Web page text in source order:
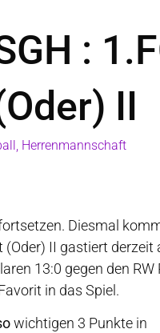
:
II
, Herrenmannschaft
Diesmal
II gastiert derzeit
13:0 gegen den RW
in das Spiel.
wichtigen 3 Punkte in